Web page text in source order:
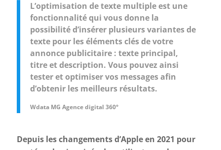
L’optimisation de texte multiple est une
fonctionnalité qui vous donne la
possibilité d’insérer plusieurs variantes de
texte pour les éléments clés de votre
annonce publicitaire : texte principal,
titre et description. Vous pouvez ainsi
tester et optimiser vos messages afin
d’obtenir les meilleurs résultats.
Wdata MG Agence digital 360°
Depuis les changements d’Apple en 2021 pour